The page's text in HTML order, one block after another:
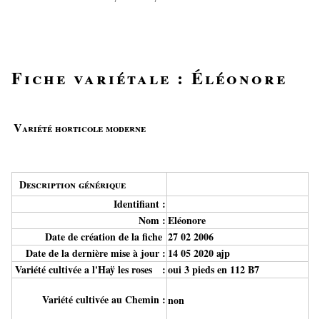
Fiche variétale : Éléonore
Variété horticole moderne
Description générique
Identifiant :
Nom :Eléonore
Date de création de la fiche 27 02 2006
Date de la dernière mise à jour : 14 05 2020 ajp
Variété cultivée a l'Haÿ les roses :oui 3 pieds en 112 B7
Variété cultivée au Chemin :non